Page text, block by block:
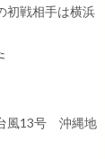
初戦相手は横浜
風13号 沖縄地